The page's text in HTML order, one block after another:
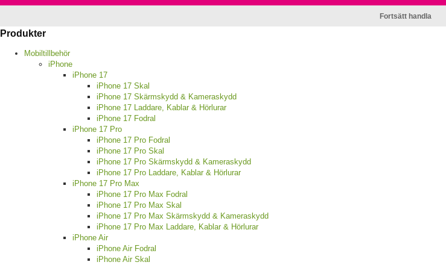
Fortsätt handla
Produkter
Mobiltillbehör
iPhone
iPhone 17
iPhone 17 Skal
iPhone 17 Skärmskydd & Kameraskydd
iPhone 17 Laddare, Kablar & Hörlurar
iPhone 17 Fodral
iPhone 17 Pro
iPhone 17 Pro Fodral
iPhone 17 Pro Skal
iPhone 17 Pro Skärmskydd & Kameraskydd
iPhone 17 Pro Laddare, Kablar & Hörlurar
iPhone 17 Pro Max
iPhone 17 Pro Max Fodral
iPhone 17 Pro Max Skal
iPhone 17 Pro Max Skärmskydd & Kameraskydd
iPhone 17 Pro Max Laddare, Kablar & Hörlurar
iPhone Air
iPhone Air Fodral
iPhone Air Skal